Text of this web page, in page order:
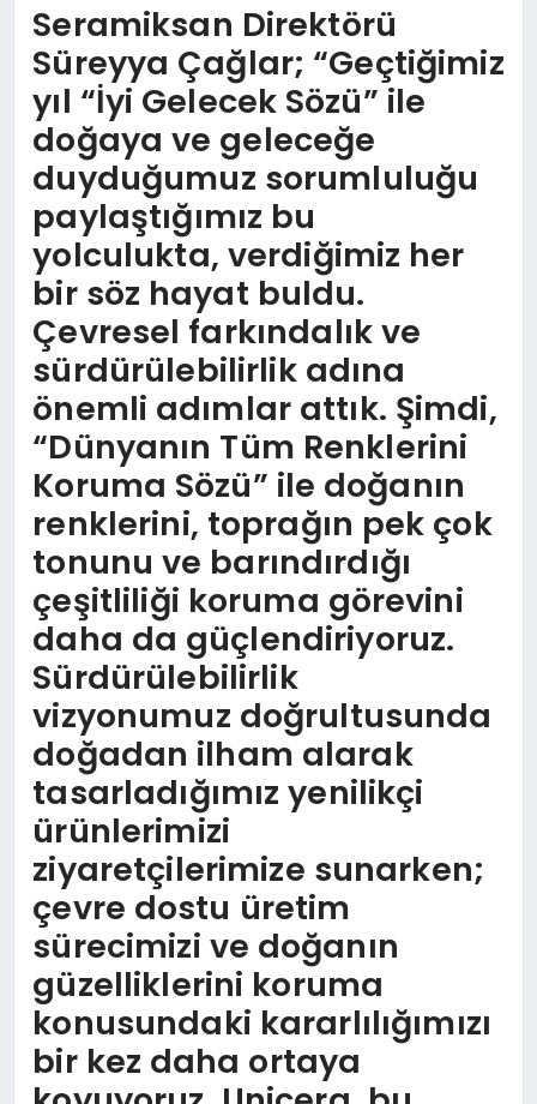
Seramiksan Direktörü
Süreyya Çağlar; “Geçtiğimiz
yıl “İyi Gelecek Sözü” ile
doğaya ve geleceğe
duyduğumuz sorumluluğu
paylaştığımız bu
yolculukta, verdiğimiz her
bir söz hayat buldu.
Çevresel farkındalık ve
sürdürülebilirlik adına
önemli adımlar attık. Şimdi,
“Dünyanın Tüm Renklerini
Koruma Sözü” ile doğanın
renklerini, toprağın pek çok
tonunu ve barındırdığı
çeşitliliği koruma görevini
daha da güçlendiriyoruz.
Sürdürülebilirlik
vizyonumuz doğrultusunda
doğadan ilham alarak
tasarladığımız yenilikçi
ürünlerimizi
ziyaretçilerimize sunarken;
çevre dostu üretim
sürecimizi ve doğanın
güzelliklerini koruma
konusundaki kararlılığımızı
bir kez daha ortaya